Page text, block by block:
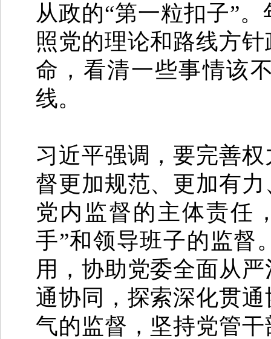
从政的“第一粒扣子”
照党的理论和路线方
命，看清一些事情该
线。
习近平强调，要完善
督更加规范、更加有
党内监督的主体责任
手”和领导班子的监督
用，协助党委全面从
通协同，探索深化贯
气的监督，坚持党管